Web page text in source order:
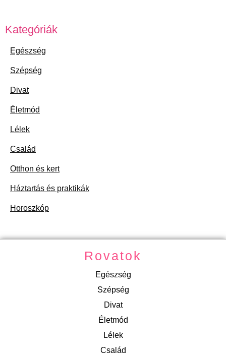
Kategóriák
Egészség
Szépség
Divat
Életmód
Lélek
Család
Otthon és kert
Háztartás és praktikák
Horoszkóp
Rovatok
Egészség
Szépség
Divat
Életmód
Lélek
Család